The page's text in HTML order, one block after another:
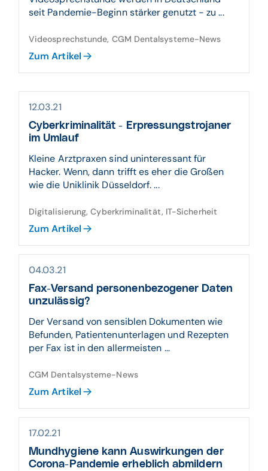
seit Pandemie-Beginn stärker genutzt − zu ...
Videosprechstunde, CGM Dentalsysteme-News
Zum Artikel
12.03.21
Cyberkriminalität - Erpressungstrojaner
im Umlauf
Kleine Arztpraxen sind uninteressant für
Hacker. Wenn, dann trifft es eher die Großen
wie die Uniklinik Düsseldorf. ...
Digitalisierung, Cyberkriminalität, IT-Sicherheit
Zum Artikel
04.03.21
Fax-Versand personenbezogener Daten
unzulässig?
Der Versand von sensiblen Dokumenten wie
Befunden, Patientenunterlagen und Rezepten
per Fax ist in den allermeisten ...
CGM Dentalsysteme-News
Zum Artikel
17.02.21
Mundhygiene kann Auswirkungen der
Corona-Pandemie erheblich abmildern